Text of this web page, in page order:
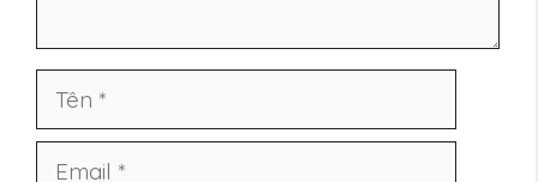
Tên
Email